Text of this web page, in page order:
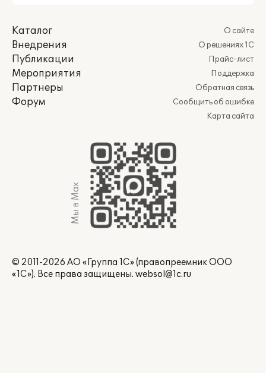
Каталог
Внедрения
Публикации
Мероприятия
Партнеры
Форум
О сайте
О решениях 1С
Прайс-лист
Поддержка
Обратная связь
Сообщить об ошибке
Карта сайта
Мы в Max
© 2011-2026 АО «Группа 1С» (правопреемник ООО
«1С»). Все права защищены. websol@1c.ru